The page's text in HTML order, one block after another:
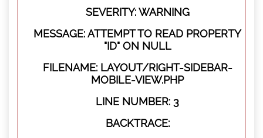
SEVERITY: WARNING
MESSAGE: ATTEMPT TO READ PROPERTY
"ID" ON NULL
FILENAME: LAYOUT/RIGHT-SIDEBAR-
MOBILE-VIEW.PHP
LINE NUMBER: 3
BACKTRACE: